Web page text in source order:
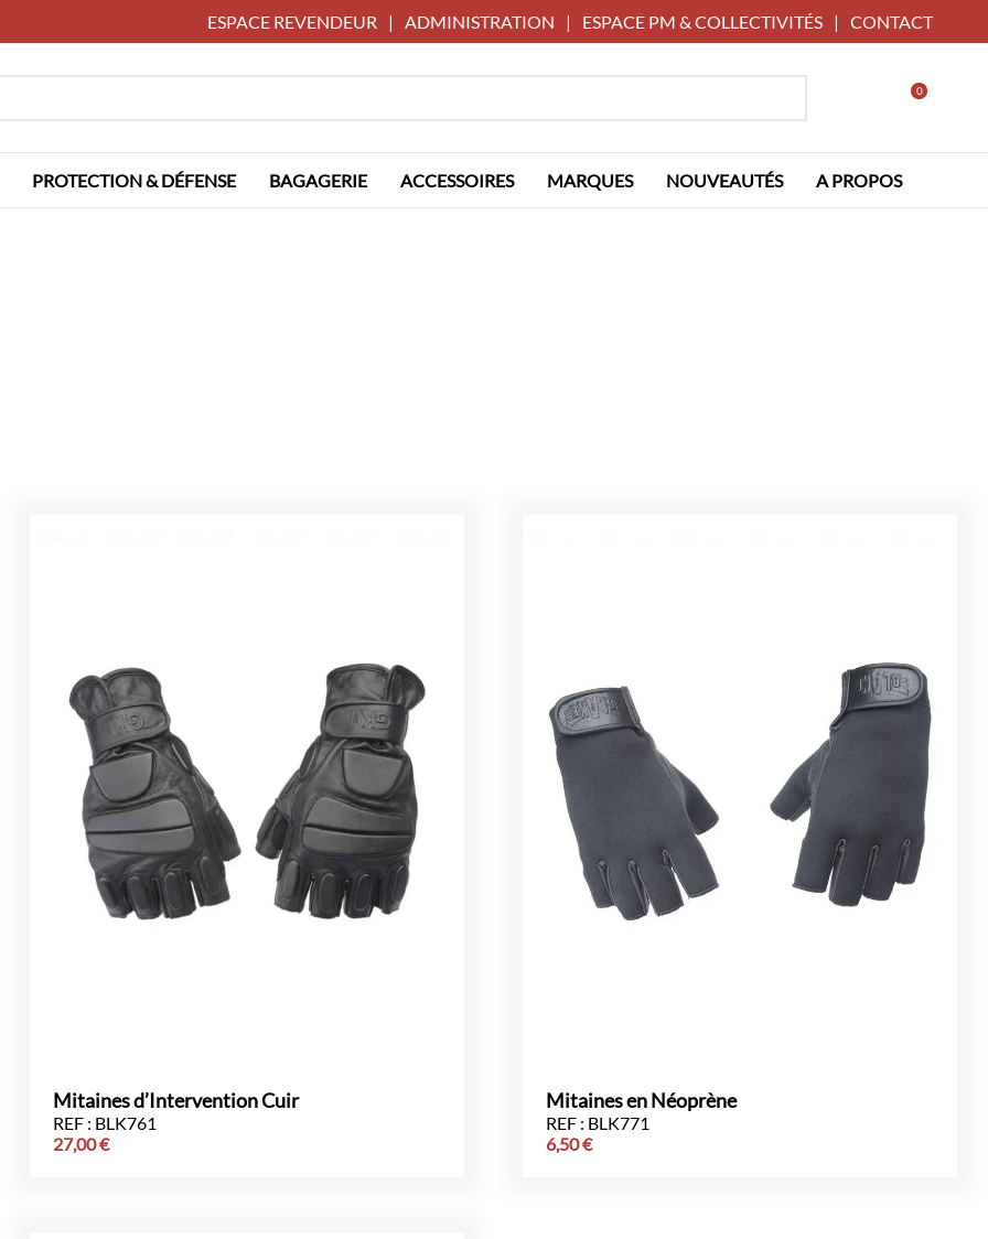
ESPACE REVENDEUR | ADMINISTRATION | ESPACE PM & COLLECTIVITÉS | CONTACT
0
PROTECTION & DÉFENSE BAGAGERIE ACCESSOIRES MARQUES NOUVEAUTÉS A PROPOS
Mitaines d’Intervention Cuir
REF : BLK761
27,00€
Mitaines en Néoprène
REF : BLK771
6,50€